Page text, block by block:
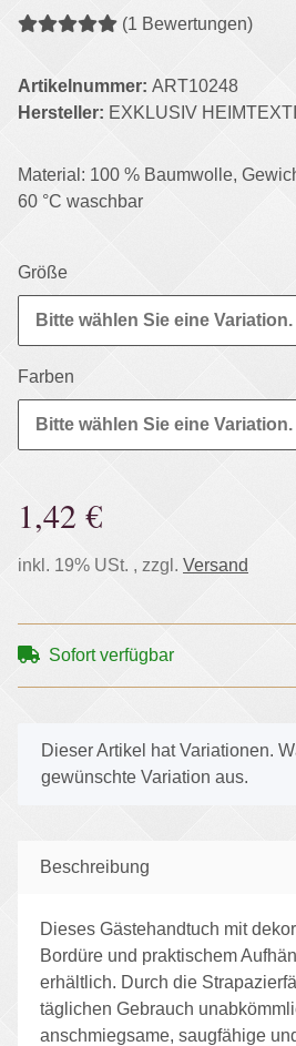
(1 Bewertungen)
Artikelnummer: ART10248
Hersteller: EXKLUSIV
Material: 100 % Baumwolle,
60 °C waschbar
Größe
Bitte wählen Sie eine Variation.
Farben
Bitte wählen Sie eine Variation.
1,42 €
inkl. 19% USt. , zzgl. Versand
Sofort verfügbar
xDieser Artikel hat Variationen.
gewünschte Variation aus.
Beschreibung
Dieses Gästehandtuch mit
Bordüre und praktischem
erhältlich. Durch die
täglichen Gebrauch
anschmiegsame, saugfähige